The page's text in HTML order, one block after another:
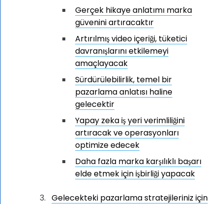
Gerçek hikaye anlatımı marka
güvenini artıracaktır
Artırılmış video içeriği, tüketici
davranışlarını etkilemeyi
amaçlayacak
Sürdürülebilirlik, temel bir
pazarlama anlatısı haline
gelecektir
Yapay zeka iş yeri verimliliğini
artıracak ve operasyonları
optimize edecek
Daha fazla marka karşılıklı başarı
elde etmek için işbirliği yapacak
Gelecekteki pazarlama stratejileriniz için